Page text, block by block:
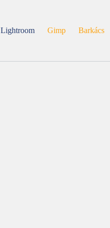
Lightroom
Gimp Barkács